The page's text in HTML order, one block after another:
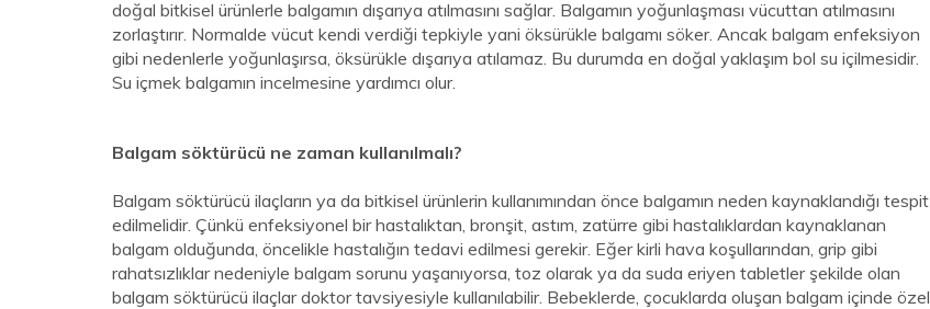
doğal bitkisel ürünlerle balgamın dışarıya atılmasını sağlar. Balgamın yoğunlaşması vücuttan atılmasını
zorlaştırır. Normalde vücut kendi verdiği tepkiyle yani öksürükle balgamı söker. Ancak balgam enfeksiyon
gibi nedenlerle yoğunlaşırsa, öksürükle dışarıya atılamaz. Bu durumda en doğal yaklaşım bol su içilmesidir.
Su içmek balgamın incelmesine yardımcı olur.
Balgam söktürücü ne zaman kullanılmalı?
Balgam söktürücü ilaçların ya da bitkisel ürünlerin kullanımından önce balgamın neden kaynaklandığı tespit
edilmelidir. Çünkü enfeksiyonel bir hastalıktan, bronşit, astım, zatürre gibi hastalıklardan kaynaklanan
balgam olduğunda, öncelikle hastalığın tedavi edilmesi gerekir. Eğer kirli hava koşullarından, grip gibi
rahatsızlıklar nedeniyle balgam sorunu yaşanıyorsa, toz olarak ya da suda eriyen tabletler şekilde olan
balgam söktürücü ilaçlar doktor tavsiyesiyle kullanılabilir. Bebeklerde, çocuklarda oluşan balgam içinde özel